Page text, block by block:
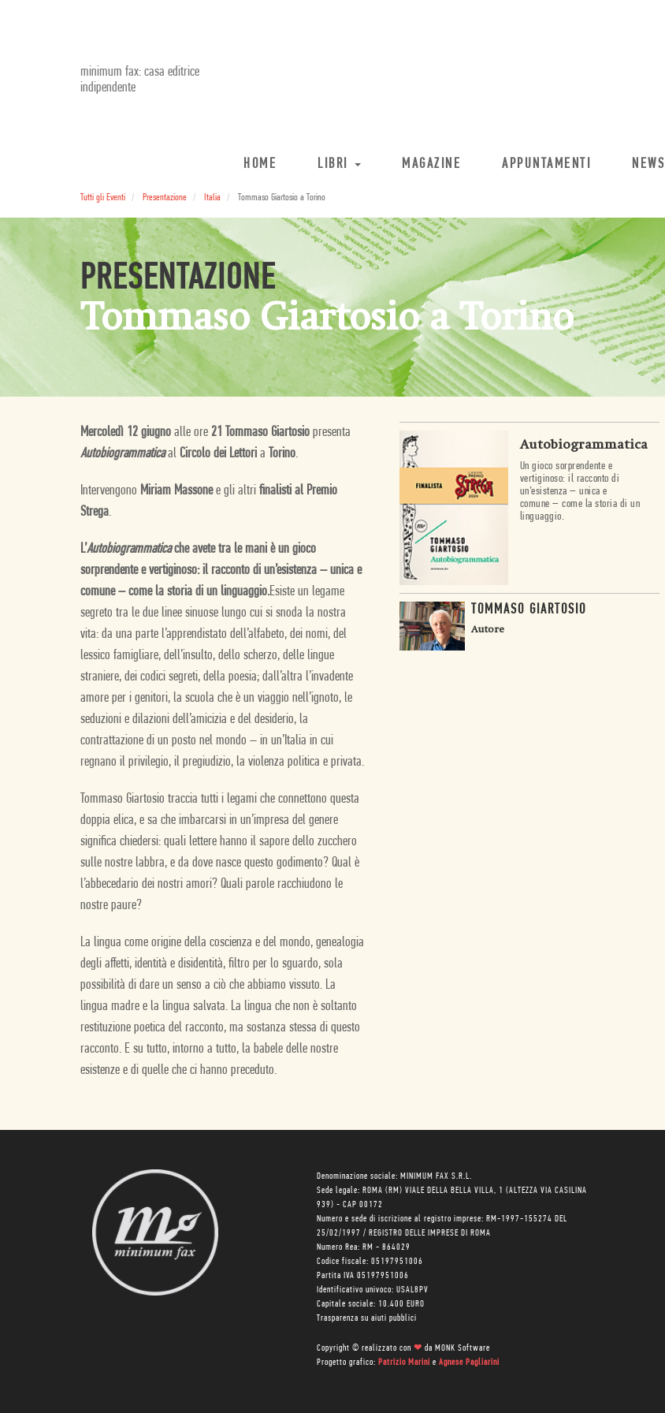
minimum fax: casa editrice
indipendente
HOME LIBRI MAGAZINE APPUNTAMENTI NEWS
Tutti gli Eventi Presentazione Italia Tommaso Giartosio a Torino
PRESENTAZIONE
Tommaso Giartosio a Torino
Mercoledì 12 giugno alle ore 21 Tommaso Giartosio presenta
Autobiogrammaticaal Circolo dei Lettori a Torino.
Intervengono Miriam Massonee gli altri finalisti al Premio
Strega.
L’Autobiogrammaticache avete tra le mani è un gioco
sorprendente e vertiginoso: il racconto di un’esistenza – unica e
comune – come la storia di un linguaggio.Esiste un legame
segreto tra le due linee sinuose lungo cui si snoda la nostra
vita: da una parte l’apprendistato dell’alfabeto, dei nomi, del
lessico famigliare, dell’insulto, dello scherzo, delle lingue
straniere, dei codici segreti, della poesia; dall’altra l’invadente
amore per i genitori, la scuola che è un viaggio nell’ignoto, le
seduzioni e dilazioni dell’amicizia e del desiderio, la
contrattazione di un posto nel mondo – in un’Italia in cui
regnano il privilegio, il pregiudizio, la violenza politica e privata.
Tommaso Giartosio traccia tutti i legami che connettono questa
doppia elica, e sa che imbarcarsi in un’impresa del genere
significa chiedersi: quali lettere hanno il sapore dello zucchero
sulle nostre labbra, e da dove nasce questo godimento? Qual è
l’abbecedario dei nostri amori? Quali parole racchiudono le
nostre paure?
La lingua come origine della coscienza e del mondo, genealogia
degli affetti, identità e disidentità, filtro per lo sguardo, sola
possibilità di dare un senso a ciò che abbiamo vissuto. La
lingua madre e la lingua salvata. La lingua che non è soltanto
restituzione poetica del racconto, ma sostanza stessa di questo
racconto. E su tutto, intorno a tutto, la babele delle nostre
esistenze e di quelle che ci hanno preceduto.
Autobiogrammatica
Un gioco sorprendente e
vertiginoso: il racconto di
un’esistenza – unica e
comune – come la storia di un
linguaggio.
TOMMASO GIARTOSIO
Autore
Denominazione sociale: MINIMUM FAX S.R.L.
Sede legale: ROMA (RM) VIALE DELLA BELLA VILLA, 1 (ALTEZZA VIA CASILINA
939) - CAP 00172
Numero e sede di iscrizione al registro imprese: RM-1997-155274 DEL
25/02/1997 / REGISTRO DELLE IMPRESE DI ROMA
Numero Rea: RM - 864029
Codice fiscale: 05197951006
Partita IVA 05197951006
Identificativo univoco: USAL8PV
Capitale sociale: 10.400 EURO
Trasparenza su aiuti pubblici
Copyright © realizzato con ❤ da MONK Software
Progetto grafico: Patrizio Marini e Agnese Pagliarini